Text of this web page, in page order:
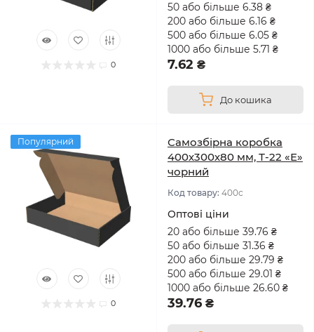
0
50 або більше 6.38 ₴
200 або більше 6.16 ₴
500 або більше 6.05 ₴
1000 або більше 5.71 ₴
7.62 ₴
До кошика
Популярний
0
Самозбірна коробка
400х300х80 мм, Т-22 «Е»
чорний
Код товару: 400с
Оптові ціни
20 або більше 39.76 ₴
50 або більше 31.36 ₴
200 або більше 29.79 ₴
500 або більше 29.01 ₴
1000 або більше 26.60 ₴
39.76 ₴